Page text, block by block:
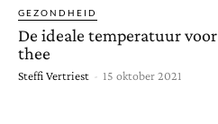
GEZONDHEID
De ideale temperatuur voor
thee
Steffi Vertriest - 15 oktober 2021